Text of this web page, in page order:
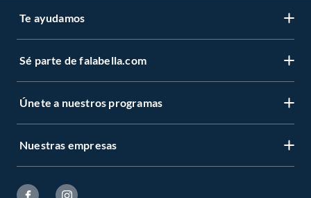
Te ayudamos
Sé parte de falabella.com
Únete a nuestros programas
Nuestras empresas